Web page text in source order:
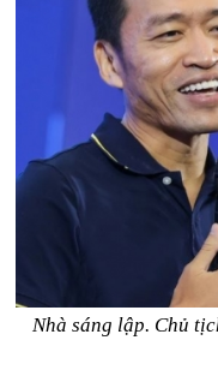
Nhà sáng lập. Chủ